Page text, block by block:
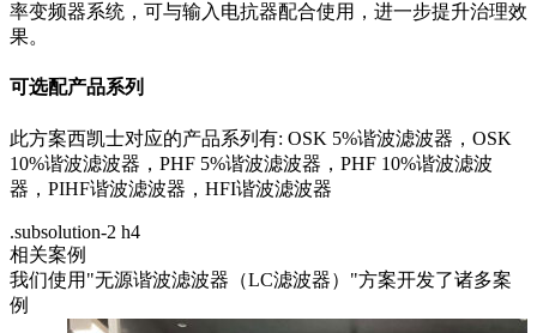
率变频器系统，可与输入电抗器配合使用，进一步提升治理效
果。
可选配产品系列
此方案西凯士对应的产品系列有: OSK 5%谐波滤波器，OSK
10%谐波滤波器，PHF 5%谐波滤波器，PHF 10%谐波滤波
器，PIHF谐波滤波器，HFI谐波滤波器
.subsolution-2 h4
相关案例
我们使用"无源谐波滤波器（LC滤波器）"方案开发了诸多案
例